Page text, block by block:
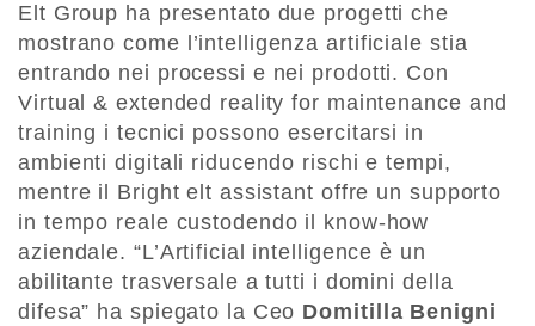
Elt Group ha presentato due progetti che
mostrano come l’intelligenza artificiale stia
entrando nei processi e nei prodotti. Con
Virtual & extended reality for maintenance and
training i tecnici possono esercitarsi in
ambienti digitali riducendo rischi e tempi,
mentre il Bright elt assistant offre un supporto
in tempo reale custodendo il know-how
aziendale. “L’Artificial intelligence è un
abilitante trasversale a tutti i domini della
difesa” ha spiegato la Ceo Domitilla Benigni